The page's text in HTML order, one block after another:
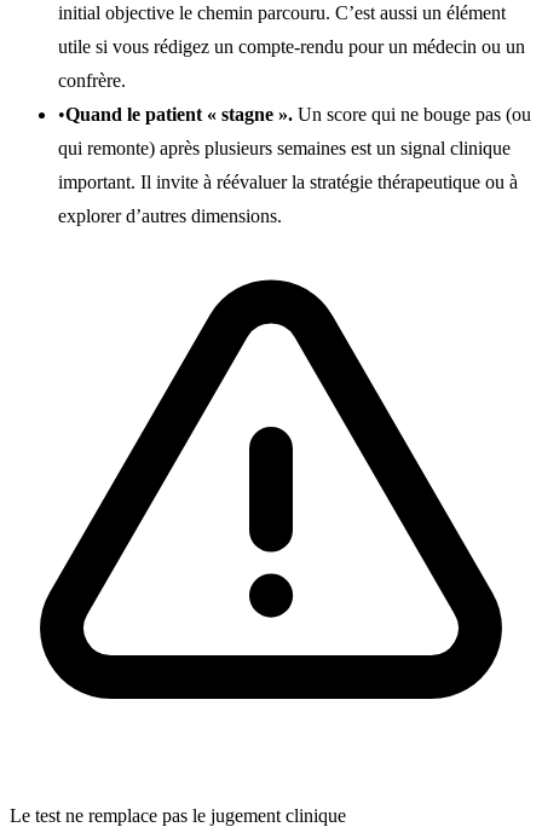
initial objective le chemin parcouru. C’est aussi un élément
utile si vous rédigez un compte-rendu pour un médecin ou un
confrère.
•Quand le patient « stagne ». Un score qui ne bouge pas (ou
qui remonte) après plusieurs semaines est un signal clinique
important. Il invite à réévaluer la stratégie thérapeutique ou à
explorer d’autres dimensions.
Le test ne remplace pas le jugement clinique